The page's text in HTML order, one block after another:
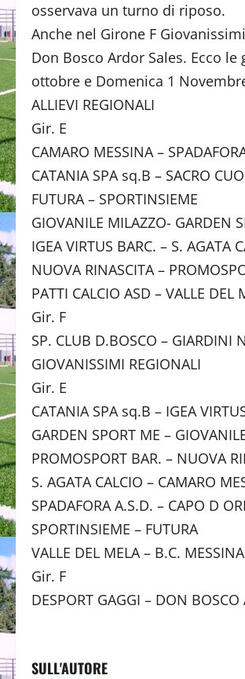
osservava un turno di riposo.
Anche nel Girone F
Don Bosco Ardor Sales. Ecco
ottobre e Domenica 1
ALLIEVI REGIONALI
Gir. E
CAMARO MESSINA –
CATANIA SPA sq.B – SACRO
FUTURA – SPORTINSIEME
GIOVANILE MILAZZO- GARDEN
IGEA VIRTUS BARC. – S. AGATA
NUOVA RINASCITA –
PATTI CALCIO ASD – VALLE DEL
Gir. F
SP. CLUB D.BOSCO – GIARDINI
GIOVANISSIMI REGIONALI
Gir. E
CATANIA SPA sq.B – IGEA
GARDEN SPORT ME –
PROMOSPORT BAR. – NUOVA
S. AGATA CALCIO – CAMARO
SPADAFORA A.S.D. – CAPO D
SPORTINSIEME – FUTURA
VALLE DEL MELA – B.C. MESSINA
Gir. F
DESPORT GAGGI – DON BOSCO
SULL'AUTORE